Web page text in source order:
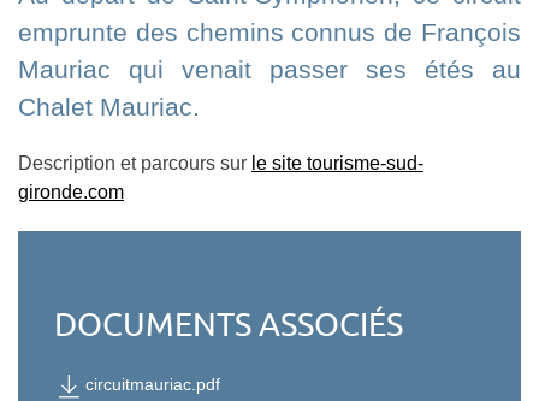
emprunte des chemins connus de François
Mauriac qui venait passer ses étés au
Chalet Mauriac.
Description et parcours sur le site tourisme-sud-
gironde.com
DOCUMENTSASSOCIÉS
circuitmauriac.pdf